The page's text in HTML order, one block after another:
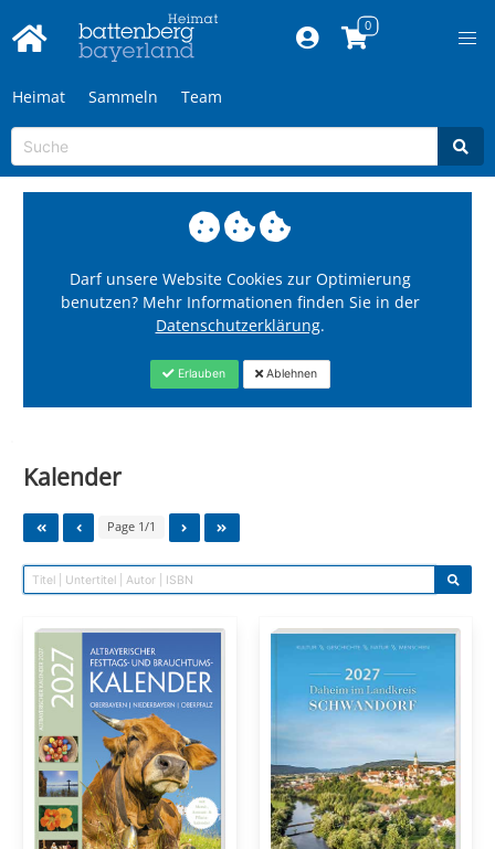
Heimat Sammeln Team
Darf unsere Website Cookies zur Optimierung
benutzen? Mehr Informationen finden Sie in der
Datenschutzerklärung.
Erlauben Ablehnen
Kalender
Page 1/1